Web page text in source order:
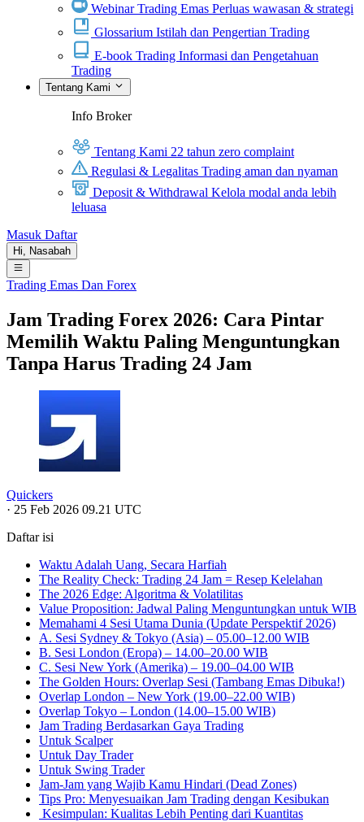
Webinar Trading Emas Perluas wawasan & strategi
Glossarium Istilah dan Pengertian Trading
E-book Trading Informasi dan Pengetahuan
Trading
Tentang Kami
Info Broker
Tentang Kami 22 tahun zero complaint
Regulasi & Legalitas Trading aman dan nyaman
Deposit & Withdrawal Kelola modal anda lebih
leluasa
Masuk Daftar
Hi, Nasabah
Trading Emas Dan Forex
Jam Trading Forex 2026: Cara Pintar
Memilih Waktu Paling Menguntungkan
Tanpa Harus Trading 24 Jam
Quickers
· 25 Feb 2026 09.21 UTC
Daftar isi
Waktu Adalah Uang, Secara Harfiah
The Reality Check: Trading 24 Jam = Resep Kelelahan
The 2026 Edge: Algoritma & Volatilitas
Value Proposition: Jadwal Paling Menguntungkan untuk WIB
Memahami 4 Sesi Utama Dunia (Update Perspektif 2026)
A. Sesi Sydney & Tokyo (Asia) – 05.00–12.00 WIB
B. Sesi London (Eropa) – 14.00–20.00 WIB
C. Sesi New York (Amerika) – 19.00–04.00 WIB
The Golden Hours: Overlap Sesi (Tambang Emas Dibuka!)
Overlap London – New York (19.00–22.00 WIB)
Overlap Tokyo – London (14.00–15.00 WIB)
Jam Trading Berdasarkan Gaya Trading
Untuk Scalper
Untuk Day Trader
Untuk Swing Trader
Jam-Jam yang Wajib Kamu Hindari (Dead Zones)
Tips Pro: Menyesuaikan Jam Trading dengan Kesibukan
Kesimpulan: Kualitas Lebih Penting dari Kuantitas